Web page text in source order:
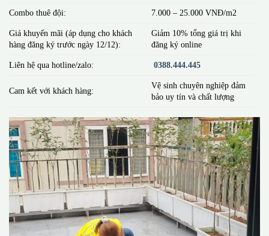
Combo thuê đội: 7.000 – 25.000 VNĐ/m2
Giá khuyến mãi (áp dụng cho khách
hàng đăng ký trước ngày 12/12):
Giảm 10% tổng giá trị khi
đăng ký online
Liên hệ qua hotline/zalo: 0388.444.445
Cam kết với khách hàng:
Vệ sinh chuyên nghiệp đảm
bảo uy tín và chất lượng